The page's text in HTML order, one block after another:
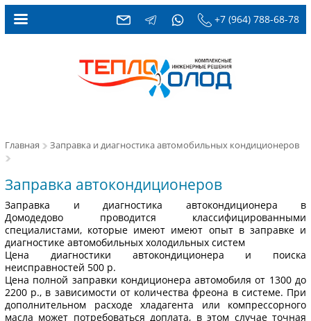
+7 (964) 788-68-78
Главная Заправка и диагностика автомобильных кондиционеров
Заправка автокондиционеров
Заправка и диагностика автокондиционера в
Домодедово проводится классифицированными
специалистами, которые имеют имеют опыт в заправке и
диагностике автомобильных холодильных систем
Цена диагностики автокондиционера и поиска
неисправностей 500 р.
Цена полной заправки кондиционера автомобиля от 1300 до
2200 р., в зависимости от количества фреона в системе. При
дополнительном расходе хладагента или компрессорного
масла может потребоваться доплата, в этом случае точная